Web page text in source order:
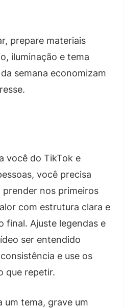
prepare materiais
iluminação e tema
semana economizam
você do TikTok e
você precisa
nos primeiros
com estrutura clara e
final. Ajuste legendas e
ser entendido
e use os
que repetir.
um tema, grave um